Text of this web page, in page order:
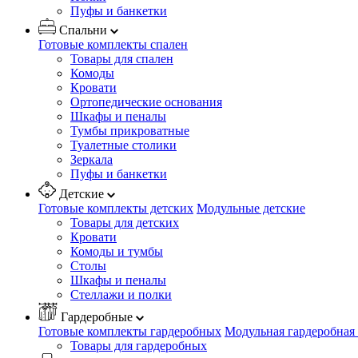
Пуфы и банкетки
Спальни
Готовые комплекты спален
Товары для спален
Комоды
Кровати
Ортопедические основания
Шкафы и пеналы
Тумбы прикроватные
Туалетные столики
Зеркала
Пуфы и банкетки
Детские
Готовые комплекты детских Модульные детские
Товары для детских
Кровати
Комоды и тумбы
Столы
Шкафы и пеналы
Стеллажи и полки
Гардеробные
Готовые комплекты гардеробных Модульная
Товары для гардеробных